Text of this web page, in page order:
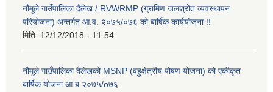
नौमूले गाउँपालिका दैलेख / RVWRMP (ग्रामिण जलश्रोत व्यवस्थापन
परियोजना) अन्तर्गत आ.व. २०७५/०७६ को बार्षिक कार्ययोजना !!
मिति: 12/12/2018 - 11:54
नौमूले गाउँपालिका दैलेखको MSNP (बहुक्षेत्रीय पोषण योजना) को एकीकृत
बार्षिक योजना आ ब २०७५/o७६